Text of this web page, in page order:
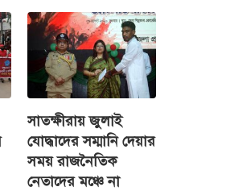
সাতক্ষীরায় জুলাই
যোদ্ধাদের সম্মানি দেয়ার
সময় রাজনৈতিক
নেতাদের মঞ্চে না